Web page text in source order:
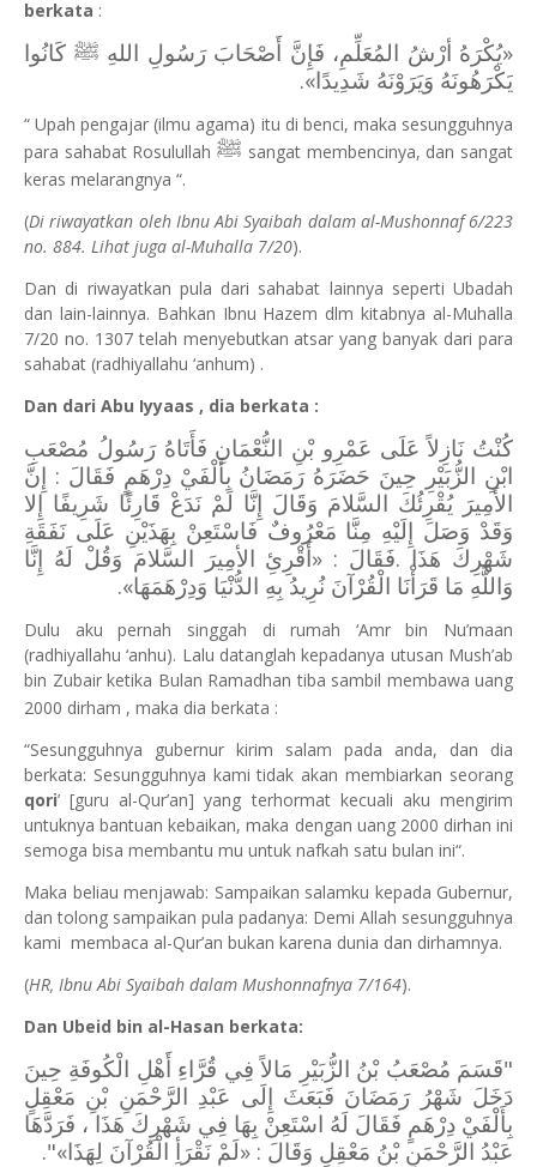
berkata :
«يُكْرَهُ أرْشُ المُعَلِّمِ، فَإِنَّ أَصْحَابَ رَسُولِ اللهِ ﷺ كَانُوا
يَكْرَهُونَهُ وَيَرَوْنَهُ شَدِيدًا».
“ Upah pengajar (ilmu agama) itu di benci, maka sesungguhnya
para sahabat Rosulullahﷺ sangat membencinya, dan sangat
keras melarangnya “.
(Di riwayatkan oleh Ibnu Abi Syaibah dalam al-Mushonnaf 6/223
no. 884. Lihat juga al-Muhalla 7/20).
Dan di riwayatkan pula dari sahabat lainnya seperti Ubadah
dan lain-lainnya. Bahkan Ibnu Hazem dlm kitabnya al-Muhalla
7/20 no. 1307 telah menyebutkan atsar yang banyak dari para
sahabat (radhiyallahu ‘anhum) .
Dan dari Abu Iyyaas , dia berkata :
كُنْتُ نَازِلاً عَلَى عَمْرِو بْنِ النُّعْمَانِ فَأَتَاهُ رَسُولُ مُصْعَبِ
ابْنِ الزُّبَيْرِ حِينَ حَضَرَهُ رَمَضَانُ بِأَلْفَيْ دِرْهَمٍ فَقَالَ : إِنَّ
الأَمِيرَ يُقْرِئُكَ السَّلامَ وَقَالَ إِنَّا لَمْ نَدَعْ قَارِئًا شَرِيفًا إِلا
وَقَدْ وَصَلَ إِلَيْهِ مِنَّا مَعْرُوفٌ فَاسْتَعِنْ بِهَذَيْنِ عَلَى نَفَقَةِ
شَهْرِكَ هَذَا .فَقَالَ : «أَقْرِئِ الأمِيرَ السَّلامَ وَقُلْ لَهُ إِنَّا
وَاللَّهِ مَا قَرَأْنَا الْقُرْآنَ نُرِيدُ بِهِ الدُّنْيَا وَدِرْهَمَهَا».
Dulu aku pernah singgah di rumah ‘Amr bin Nu’maan
(radhiyallahu ‘anhu). Lalu datanglah kepadanya utusan Mush’ab
bin Zubair ketika Bulan Ramadhan tiba sambil membawa uang
2000 dirham , maka dia berkata :
“Sesungguhnya gubernur kirim salam pada anda, dan dia
berkata: Sesungguhnya kami tidak akan membiarkan seorang
qori’ [guru al-Qur’an] yang terhormat kecuali aku mengirim
untuknya bantuan kebaikan, maka dengan uang 2000 dirhan ini
semoga bisa membantu mu untuk nafkah satu bulan ini“.
Maka beliau menjawab: Sampaikan salamku kepada Gubernur,
dan tolong sampaikan pula padanya: Demi Allah sesungguhnya
kami membaca al-Qur’an bukan karena dunia dan dirhamnya.
(HR, Ibnu Abi Syaibah dalam Mushonnafnya 7/164).
Dan Ubeid bin al-Hasan berkata:
"قَسَمَ مُصْعَبُ بْنُ الزُّبَيْرِ مَالاً فِي قُرَّاءِ أَهْلِ الْكُوفَةِ حِينَ
دَخَلَ شَهْرُ رَمَضَانَ فَبَعَثَ إِلَى عَبْدِ الرَّحْمَنِ بْنِ مَعْقِلٍ
بِأَلْفَيْ دِرْهَمٍ فَقَالَ لَهُ اسْتَعِنْ بِهَا فِي شَهْرِكَ هَذَا ، فَرَدَّهَا
عَبْدُ الرَّحْمَنِ بْنُ مَعْقِلٍ وَقَالَ : «لَمْ نَقْرَأِ الْقُرْآنَ لِهَذَا»".